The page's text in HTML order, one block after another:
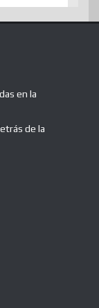
en la
de la